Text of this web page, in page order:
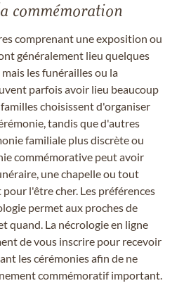
commémoration
comprenant une exposition ou
généralement lieu quelques
les funérailles ou la
parfois avoir lieu beaucoup
choisissent d'organiser
tandis que d'autres
familiale plus discrète ou
commémorative peut avoir
une chapelle ou tout
l'être cher. Les préférences
permet aux proches de
quand. La nécrologie en ligne
de vous inscrire pour recevoir
les cérémonies afin de ne
commémoratif important.